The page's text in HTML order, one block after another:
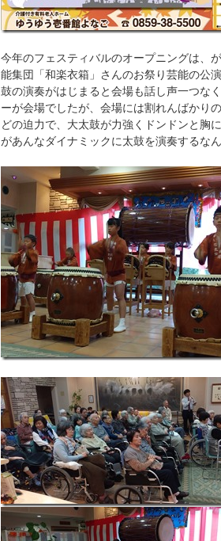
今年のフェスティバルのオープニングは、
能集団「和楽衣箱」さんのお祭り芸能の公
鼓の演奏がはじまると会場も話し声一つな
ーが会場でしたが、会場には割れんばかり
どの迫力で、大太鼓が力強くドンドンと胸
があんなダイナミックに太鼓を演奏するな